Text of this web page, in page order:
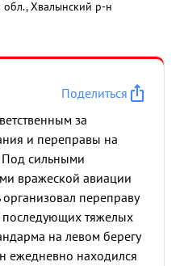
обл., Хвалынский р-н
Поделиться
за
и переправы на
сильными
вражеской авиации
переправу
тяжелых
на левом берегу
ежедневно находился